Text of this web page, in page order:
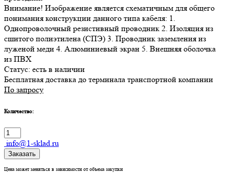
Внимание! Изображение является схематичным для общего
понимания конструкции данного типа кабеля: 1.
Однопроволочный резистивный проводник 2. Изоляция из
сшитого полиэтилена (СПЭ) 3. Проводник заземления из
луженой меди 4. Алюминиевый экран 5. Внешняя оболочка
из ПВХ
Статус: есть в наличии
Бесплатная доставка до терминала транспортной компании
По запросу
Количество:
info@1-sklad.ru
Заказать
Цена может меняться в зависимости от объема закупки